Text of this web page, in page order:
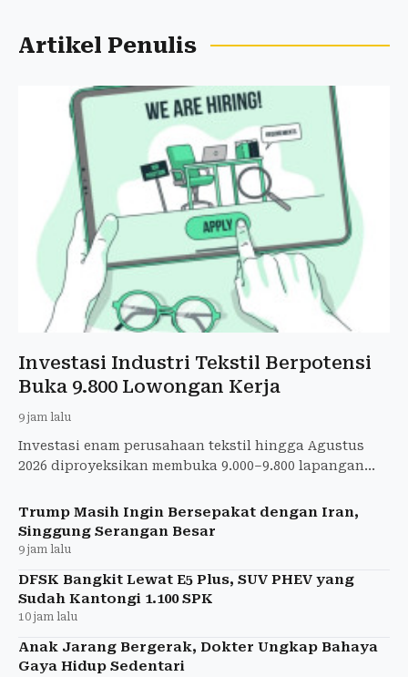
Artikel Penulis
Investasi Industri Tekstil Berpotensi
Buka 9.800 Lowongan Kerja
9 jam lalu
Investasi enam perusahaan tekstil hingga Agustus
2026 diproyeksikan membuka 9.000–9.800 lapangan
Trump Masih Ingin Bersepakat dengan Iran,
Singgung Serangan Besar
9 jam lalu
DFSK Bangkit Lewat E5 Plus, SUV PHEV yang
Sudah Kantongi 1.100 SPK
10 jam lalu
Anak Jarang Bergerak, Dokter Ungkap Bahaya
Gaya Hidup Sedentari